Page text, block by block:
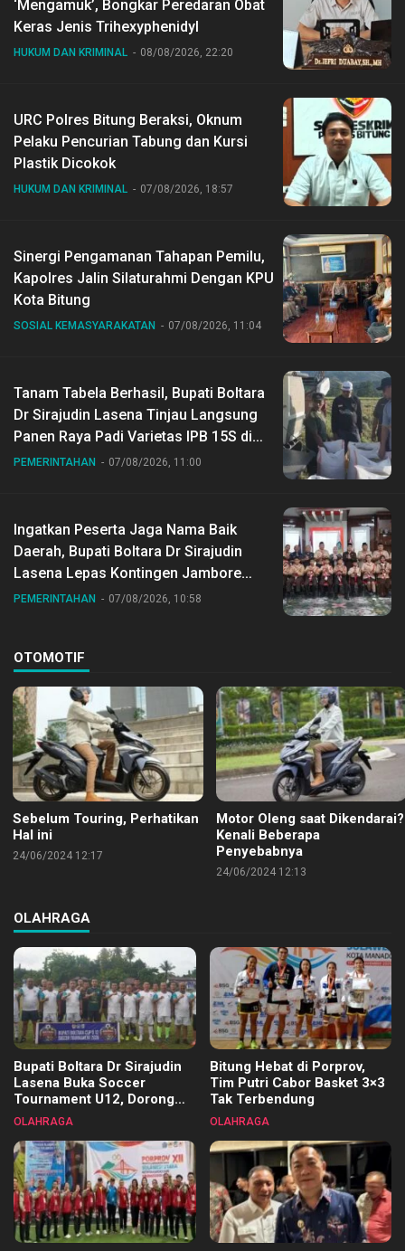
‘Mengamuk’, Bongkar Peredaran Obat
Keras Jenis Trihexyphenidyl
HUKUM DAN KRIMINAL 08/08/2026, 22:20
URC Polres Bitung Beraksi, Oknum
Pelaku Pencurian Tabung dan Kursi
Plastik Dicokok
HUKUM DAN KRIMINAL 07/08/2026, 18:57
Sinergi Pengamanan Tahapan Pemilu,
Kapolres Jalin Silaturahmi Dengan KPU
Kota Bitung
SOSIAL KEMASYARAKATAN 07/08/2026, 11:04
Tanam Tabela Berhasil, Bupati Boltara
Dr Sirajudin Lasena Tinjau Langsung
Panen Raya Padi Varietas IPB 15S di
Desa Gihang
PEMERINTAHAN 07/08/2026, 11:00
Ingatkan Peserta Jaga Nama Baik
Daerah, Bupati Boltara Dr Sirajudin
Lasena Lepas Kontingen Jambore
Nasional ke XII di Buperta Cibubur
PEMERINTAHAN 07/08/2026, 10:58
OTOMOTIF
Sebelum Touring, Perhatikan
Hal ini
24/06/2024 12:17
Motor Oleng saat Dikendarai?
Kenali Beberapa
Penyebabnya
24/06/2024 12:13
OLAHRAGA
Bupati Boltara Dr Sirajudin
Lasena Buka Soccer
Tournament U12, Dorong
Pembinaan Merata di Setiap
OLAHRAGA
Bitung Hebat di Porprov,
Tim Putri Cabor Basket 3×3
Tak Terbendung
OLAHRAGA